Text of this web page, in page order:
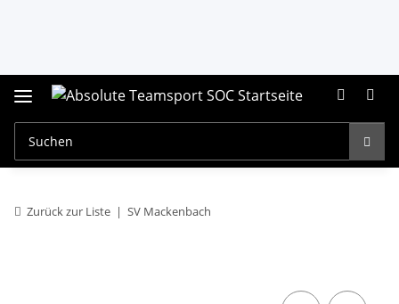
Zurück zur Liste SV Mackenbach